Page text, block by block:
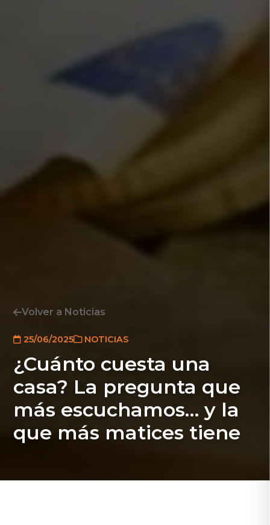
Volver a Noticias
25/06/2025 NOTICIAS
¿Cuánto cuesta una
casa? La pregunta que
más escuchamos… y la
que más matices tiene